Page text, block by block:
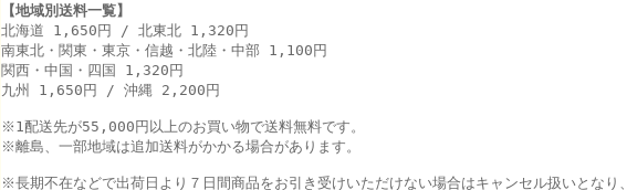
【地域別送料一覧】
北海道 1,650円 / 北東北 1,320円
南東北・関東・東京・信越・北陸・中部 1,100円
関西・中国・四国 1,320円
九州 1,650円 / 沖縄 2,200円
※ 1配送先が55,000円以上のお買い物で送料無料です。
※離島、一部地域は追加送料がかかる場合があります。
※長期不在などで出荷日より７日間商品をお引き受けいただけない場合はキャンセル扱いとなり、